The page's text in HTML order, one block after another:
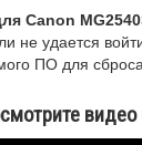
Canon
не удается
ПО для